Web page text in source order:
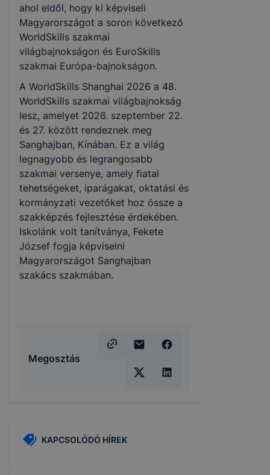
ahol eldől, hogy ki képviseli
Magyarországot a soron következő
WorldSkills szakmai
világbajnokságon és EuroSkills
szakmai Európa-bajnokságon.
A WorldSkills Shanghai 2026 a 48.
WorldSkills szakmai világbajnokság
lesz, amelyet 2026. szeptember 22.
és 27. között rendeznek meg
Sanghajban, Kínában. Ez a világ
legnagyobb és legrangosabb
szakmai versenye, amely fiatal
tehetségeket, iparágakat, oktatási és
kormányzati vezetőket hoz össze a
szakképzés fejlesztése érdekében.
Iskolánk volt tanítványa, Fekete
József fogja képviselni
Magyarországot Sanghajban
szakács szakmában.
Megosztás
KAPCSOLÓDÓ HÍREK